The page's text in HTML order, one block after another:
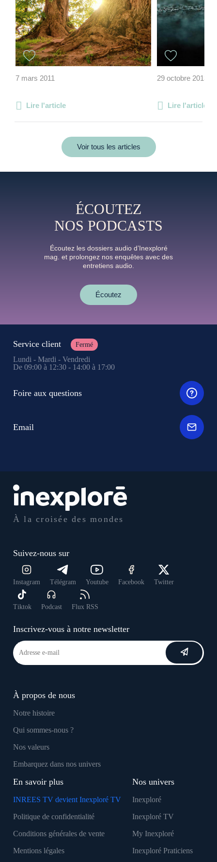
7 mars 2011
Lire l'article
29 octobre 2013
Lire l'article
Voir tous les articles
ÉCOUTEZ
NOS PODCASTS
Écoutez les dossiers audio d’Inexploré
mag. et prolongez nos enquêtes avec des
entretiens audio.
Écoutez
À la croisée des mondes
Suivez-nous sur
Instagram Télégram Youtube Facebook Twitter
Tiktok Podcast Flux RSS
Inscrivez-vous à notre newsletter
À propos de nous
Notre histoire
Qui sommes-nous ?
Nos valeurs
Embarquez dans nos univers
En savoir plus
INREES TV devient Inexploré TV
Politique de confidentialité
Conditions générales de vente
Mentions légales
Nos univers
Inexploré
Inexploré TV
My Inexploré
Inexploré Praticiens
Service client Fermé
Lundi - Mardi - Vendredi
De 09:00 à 12:30 - 14:00 à 17:00
Foire aux questions
Email